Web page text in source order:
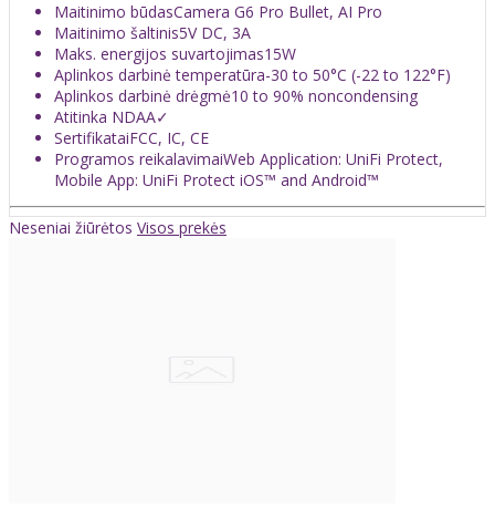
Maitinimo būdasCamera G6 Pro Bullet, AI Pro
Maitinimo šaltinis5V DC, 3A
Maks. energijos suvartojimas15W
Aplinkos darbinė temperatūra-30 to 50°C (-22 to 122°F)
Aplinkos darbinė drėgmė10 to 90% noncondensing
Atitinka NDAA✓
SertifikataiFCC, IC, CE
Programos reikalavimaiWeb Application: UniFi Protect,
Mobile App: UniFi Protect iOS™ and Android™
Neseniai žiūrėtos Visos prekės